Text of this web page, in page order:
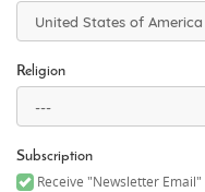
Religion
Subscription
Receive "Newsletter Email"